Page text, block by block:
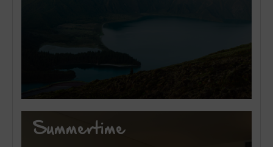
Summertime